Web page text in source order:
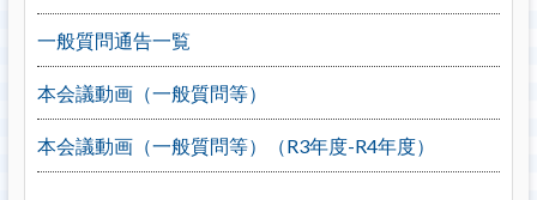
一般質問通告一覧
本会議動画（一般質問等）
本会議動画（一般質問等）（R3年度-R4年度）